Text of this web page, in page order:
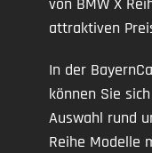
attraktiven
In der
können Sie
Auswahl rund
Reihe Modelle